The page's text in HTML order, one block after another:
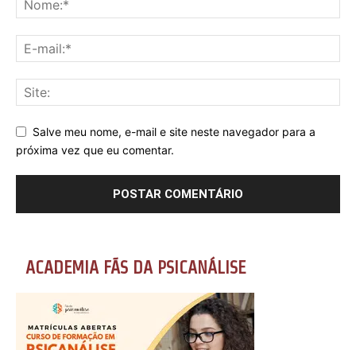
Salve meu nome, e-mail e site neste navegador para a
próxima vez que eu comentar.
ACADEMIA FÃS DA PSICANÁLISE